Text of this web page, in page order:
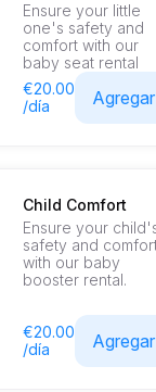
Ensure your little
one's safety and
comfort with our
baby seat rental
€20.00
/día
Agregar
Child Comfort
Ensure your
safety and
with our baby
booster rental.
€20.00
/día
Agregar